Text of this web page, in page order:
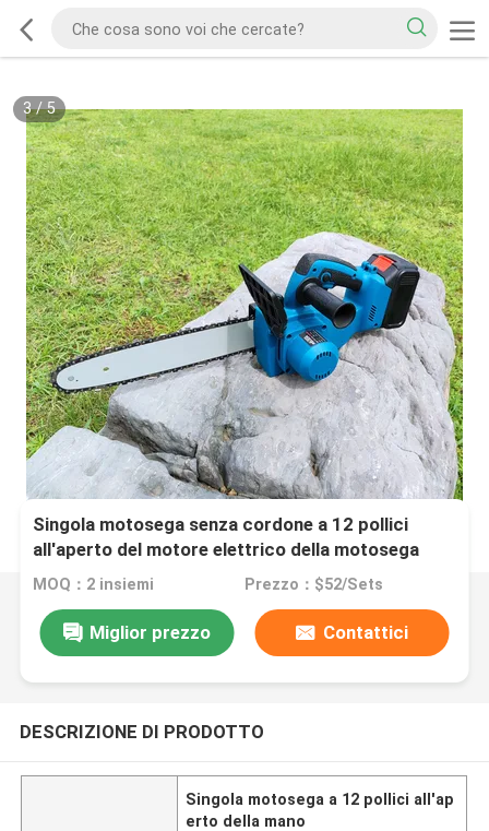
3/5
Singola motosega senza cordone a 12 pollici
all'aperto del motore elettrico della motosega
650W della mano
MOQ：2 insiemi Prezzo：$52/Sets
Miglior prezzo Contattici
DESCRIZIONE DI PRODOTTO
Singola motosega a 12 pollici all'ap
erto della mano